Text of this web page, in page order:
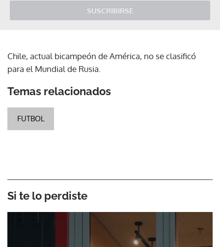
SUSCRIBIRSE
Chile, actual bicampeón de América, no se clasificó
para el Mundial de Rusia.
Temas relacionados
FUTBOL
Si te lo perdiste